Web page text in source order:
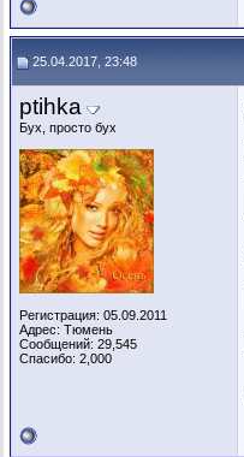
25.04.2017, 23:48
ptihka
Бух, просто бух
Регистрация: 05.09.2011
Адрес: Тюмень
Сообщений: 29,545
Спасибо: 2,000